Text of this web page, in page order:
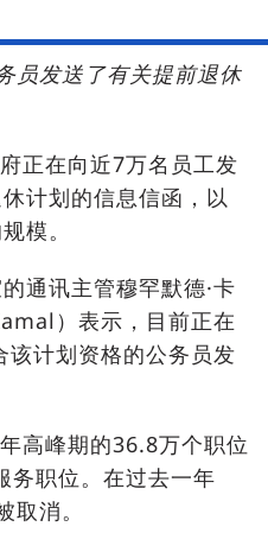
员发送了有关提前退休
正在向近7万名员工发
计划的信息信函，以
模。
通讯主管穆罕默德·卡
）表示，目前正在
该计划资格的公务员发
高峰期的36.8万个职位
务职位。在过去一年
消。